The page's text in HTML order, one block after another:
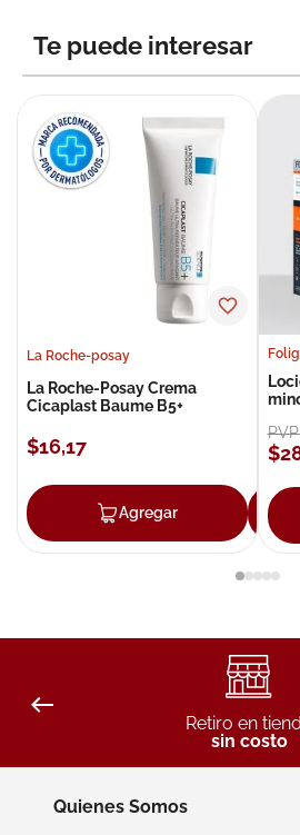
Te puede interesar
La Roche-posay
La Roche-Posay Crema
Cicaplast Baume B5+
$16,17
Agregar
$
Retiro en
sin costo
Quienes Somos
9 megacistin
10.pañales